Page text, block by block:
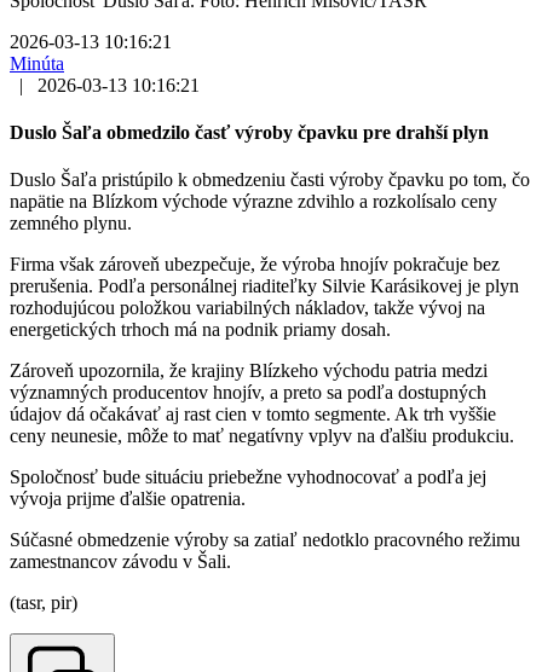
2026-03-13 10:16:21
Minúta
|
2026-03-13 10:16:21
Duslo Šaľa obmedzilo časť výroby čpavku pre drahší plyn
Duslo Šaľa pristúpilo k obmedzeniu časti výroby čpavku po tom, čo
napätie na Blízkom východe výrazne zdvihlo a rozkolísalo ceny
zemného plynu.
Firma však zároveň ubezpečuje, že výroba hnojív pokračuje bez
prerušenia. Podľa personálnej riaditeľky Silvie Karásikovej je plyn
rozhodujúcou položkou variabilných nákladov, takže vývoj na
energetických trhoch má na podnik priamy dosah.
Zároveň upozornila, že krajiny Blízkeho východu patria medzi
významných producentov hnojív, a preto sa podľa dostupných
údajov dá očakávať aj rast cien v tomto segmente. Ak trh vyššie
ceny neunesie, môže to mať negatívny vplyv na ďalšiu produkciu.
Spoločnosť bude situáciu priebežne vyhodnocovať a podľa jej
vývoja prijme ďalšie opatrenia.
Súčasné obmedzenie výroby sa zatiaľ nedotklo pracovného režimu
zamestnancov závodu v Šali.
(tasr, pir)